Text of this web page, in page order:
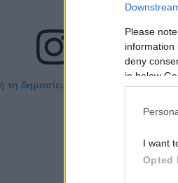
Please
information
deny
in below
I want
Opted
τη δημοσίευση στο Instagram.